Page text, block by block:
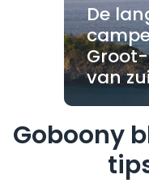
De
van
Goboony